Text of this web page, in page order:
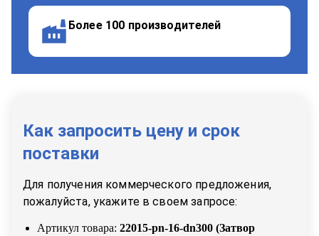
Более 100 производителей
Как запросить цену и срок
поставки
Для получения коммерческого предложения,
пожалуйста, укажите в своем запросе:
Артикул товара: 22015-pn-16-dn300 (Затвор